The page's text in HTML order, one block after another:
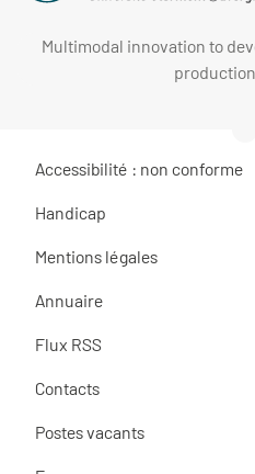
Multimodal innovation to
Accessibilité : non conforme
Handicap
Mentions légales
Annuaire
Flux RSS
Contacts
Postes vacants